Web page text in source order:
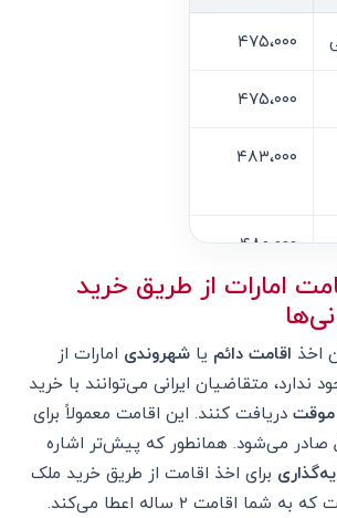
۴۷۵،۰۰۰
۴۷۵،۰۰۰
۴۸۳،۰۰۰
۴۸۰،۰۰۰
۵۲۰،۰۰۰
۵۸۹،۰۰۰
۱۵،۳۱۴،۰۰۰،۰۰۰
۸۲۳،۰۰۰
۲۱،۳۹۸،۰۰۰،۰۰۰
امارات از طریق خرید
اخذ اقامت دائم یا شهروندی امارات از
ندارد، متقاضیان ایرانی می‌توانند با خرید
موقتدریافت کنند. این اقامت معمولاً برای
۲ سال صادر می‌شود. همانطور که پیش‌تر اشاره
برای اخذ اقامت از طریق خرید ملک
به شما اقامت ۲ ساله اعطا می‌کند.